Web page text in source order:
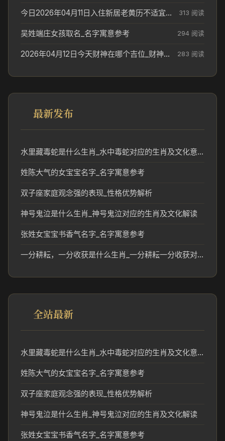
今日2026年04月11日入住新居老黄历不适宜吗_搬家择日参考 313 阅读
吴姓端庄女孩取名_名字寓意参考 294 阅读
2026年04月12日今天财神在哪个吉位_财神方位参考 283 阅读
最新发布
水里藏毒蛇是什么生肖_水中毒蛇对应的生肖及文化意义
姓陈大气的女宝宝名字_名字寓意参考
双子座家庭观念强的表现_性格优势解析
神号鬼泣是什么生肖_神号鬼泣对应的生肖及文化解读
张姓女宝宝书香气名字_名字寓意参考
一分耕耘，一分收获是什么生肖_一分耕耘一分收获对应的生肖寓意解析
全站最新
水里藏毒蛇是什么生肖_水中毒蛇对应的生肖及文化意义
姓陈大气的女宝宝名字_名字寓意参考
双子座家庭观念强的表现_性格优势解析
神号鬼泣是什么生肖_神号鬼泣对应的生肖及文化解读
张姓女宝宝书香气名字_名字寓意参考